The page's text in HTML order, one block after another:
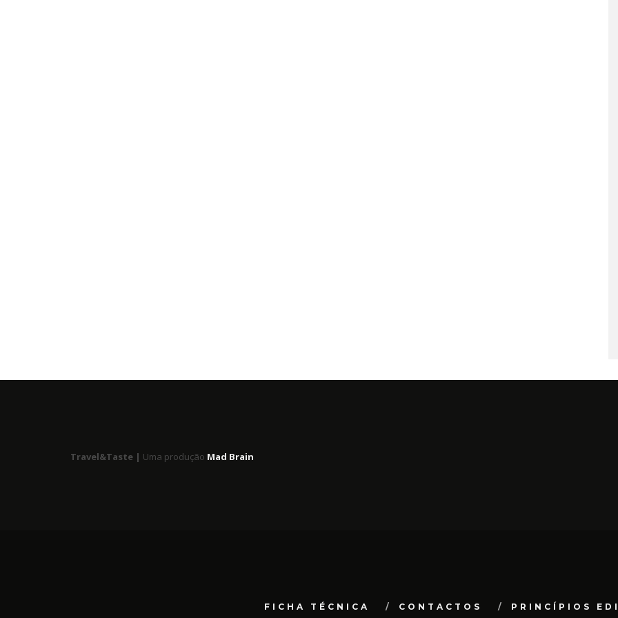
Travel&Taste | Uma produção Mad Brain
FICHA TÉCNICA CONTACTOS PRINCÍPIOS